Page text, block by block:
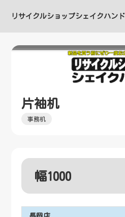
リサイクルショップシェイクハンド
片袖机
事務机
幅1000